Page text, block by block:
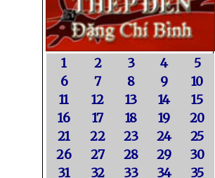
1 2 3 4
5
6
7 8 9
10
11
12 13 14
15
16
17 18 19
20
21
22 23 24
25
26
27 28 29
30
31
32 33 34
35